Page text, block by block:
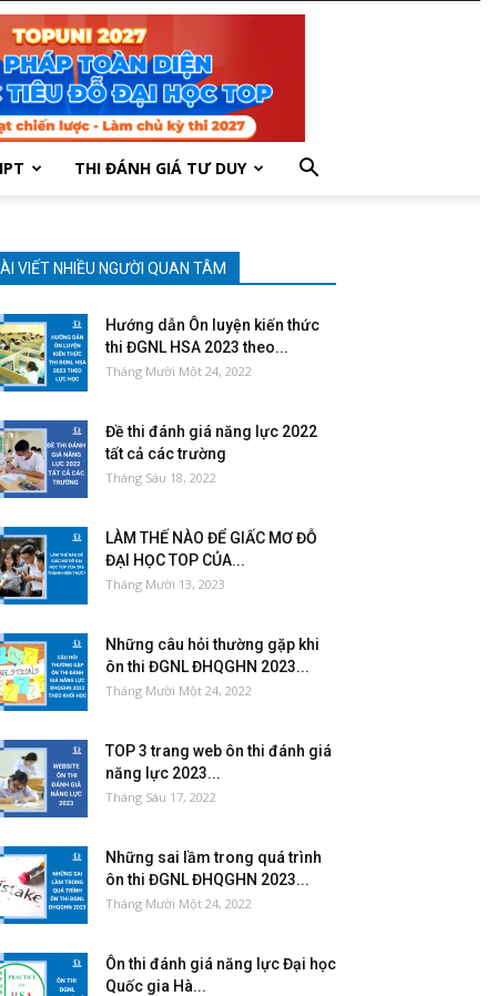
THI ĐÁNH GIÁ TƯ DUY
VIẾT NHIỀU NGƯỜI QUAN TÂM
Hướng dẫn Ôn luyện kiến thức
thi ĐGNL HSA 2023 theo...
Tháng Mười Một 24, 2022
Đề thi đánh giá năng lực 2022
tất cả các trường
Tháng Sáu 18, 2022
LÀM THẾ NÀO ĐỂ GIẤC MƠ ĐỖ
ĐẠI HỌC TOP CỦA...
Tháng Mười 13, 2023
Những câu hỏi thường gặp khi
ôn thi ĐGNL ĐHQGHN 2023...
Tháng Mười Một 24, 2022
TOP 3 trang web ôn thi đánh giá
năng lực 2023...
Tháng Sáu 17, 2022
Những sai lầm trong quá trình
ôn thi ĐGNL ĐHQGHN 2023...
Tháng Mười Một 24, 2022
Ôn thi đánh giá năng lực Đại học
Quốc gia Hà...